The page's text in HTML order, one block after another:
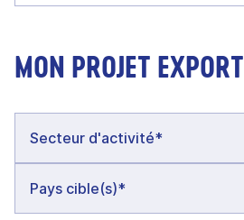
MON PROJET EXPORT